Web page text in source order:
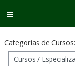
Categorias de Cursos: